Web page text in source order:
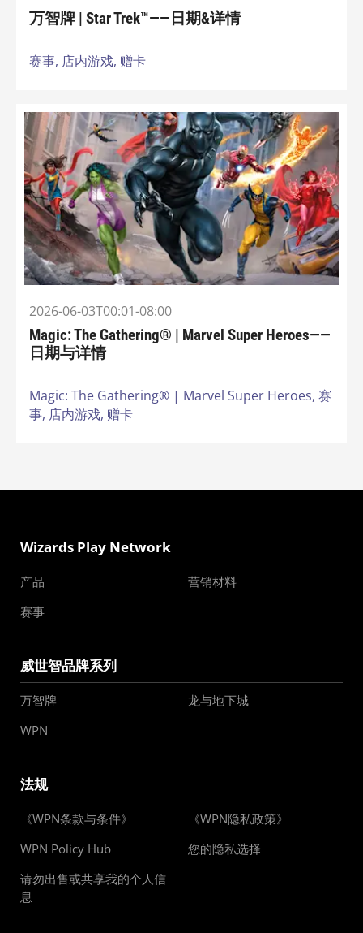
万智牌 | Star Trek™——日期&详情
赛事, 店内游戏, 赠卡
2026-06-03T00:01-08:00
Magic: The Gathering® | Marvel Super Heroes——
日期与详情
Magic: The Gathering® | Marvel Super Heroes, 赛
事, 店内游戏, 赠卡
Wizards Play Network
产品
营销材料
赛事
威世智品牌系列
万智牌
龙与地下城
WPN
法规
《WPN条款与条件》
《WPN隐私政策》
WPN Policy Hub
您的隐私选择
请勿出售或共享我的个人信
息